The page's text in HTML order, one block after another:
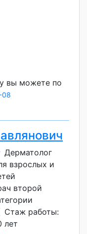
вы можете по
08
взрослых и
второй
Стаж работы:
лет